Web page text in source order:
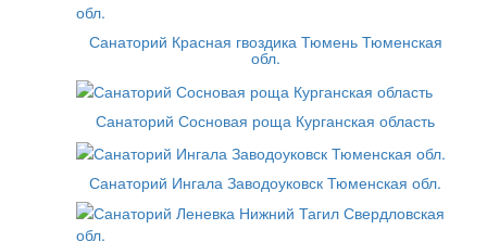
Санаторий Красная гвоздика Тюмень Тюменская
обл.
Санаторий Сосновая роща Курганская область
Санаторий Ингала Заводоуковск Тюменская обл.